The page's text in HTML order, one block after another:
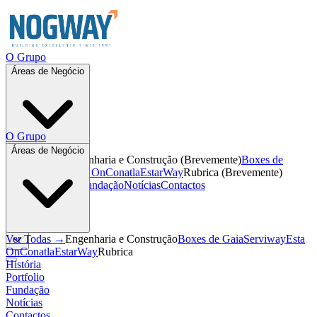
O Grupo
Áreas de Negócio
Ver Todas →Engenharia e Construção (Brevemente)Boxes de
Esta OnConatlaEstarWayRubrica (Brevemente)
História
Portfolio FundaçãoNotíciasContactos
O Grupo
Áreas de Negócio
Ver Todas →Engenharia e ConstruçãoBoxes de GaiaServiwayEsta
OnConatlaEstarWayRubrica
História
Portfolio
Fundação
Notícias